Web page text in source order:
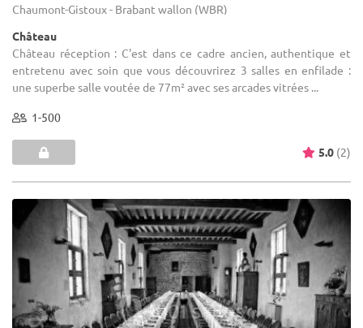
Chaumont-Gistoux - Brabant wallon (WBR)
Château
Château réception : C'est dans ce cadre ancien, authentique et
entretenu avec soin que vous découvrirez 3 salles en enfilade :
une superbe salle voutée de 77m² avec ses arcades vitrées ...
1-500
5.0 (2)